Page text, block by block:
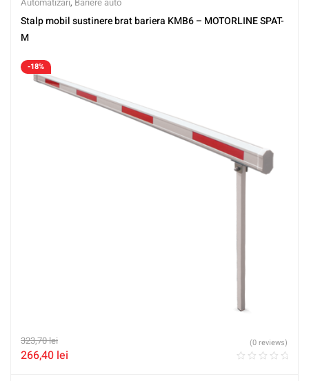
Stalp mobil sustinere brat bariera KMB6 – MOTORLINE SPAT-
M
-18%
323,70lei
266,40 lei
(0 reviews)